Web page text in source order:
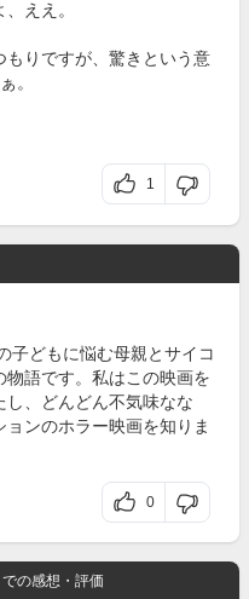
ええ。
りですが、驚きという意
。
1
子どもに悩む母親とサイコ
語です。私はこの映画を
し、どんどん不気味なな
ンのホラー映画を知りま
0
での感想・評価